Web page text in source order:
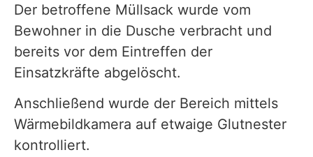
Der betroffene Müllsack wurde vom
Bewohner in die Dusche verbracht und
bereits vor dem Eintreffen der
Einsatzkräfte abgelöscht.
Anschließend wurde der Bereich mittels
Wärmebildkamera auf etwaige Glutnester
kontrolliert.